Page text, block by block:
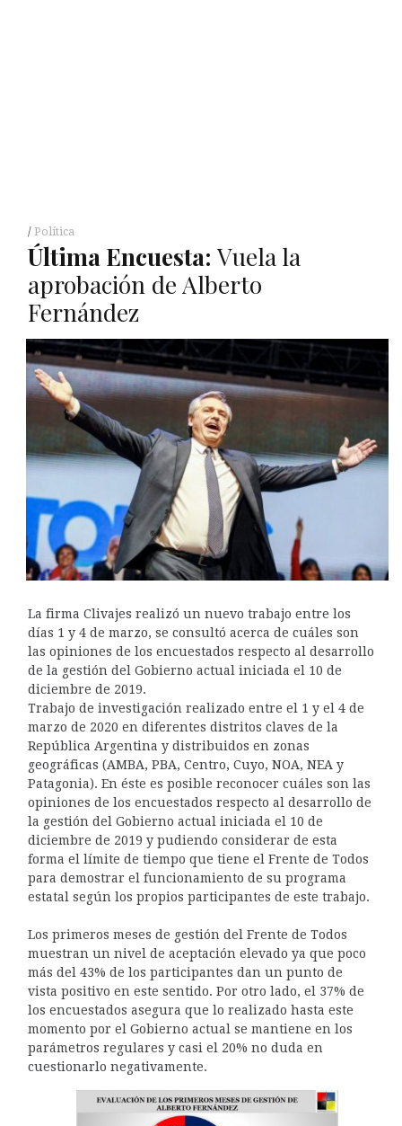
Política
Última Encuesta: Vuela la
aprobación de Alberto
Fernández
La firma Clivajes realizó un nuevo trabajo entre los
días 1 y 4 de marzo, se consultó acerca de cuáles son
las opiniones de los encuestados respecto al desarrollo
de la gestión del Gobierno actual iniciada el 10 de
diciembre de 2019.
Trabajo de investigación realizado entre el 1 y el 4 de
marzo de 2020 en diferentes distritos claves de la
República Argentina y distribuidos en zonas
geográficas (AMBA, PBA, Centro, Cuyo, NOA, NEA y
Patagonia). En éste es posible reconocer cuáles son las
opiniones de los encuestados respecto al desarrollo de
la gestión del Gobierno actual iniciada el 10 de
diciembre de 2019 y pudiendo considerar de esta
forma el límite de tiempo que tiene el Frente de Todos
para demostrar el funcionamiento de su programa
estatal según los propios participantes de este trabajo.
Los primeros meses de gestión del Frente de Todos
muestran un nivel de aceptación elevado ya que poco
más del 43% de los participantes dan un punto de
vista positivo en este sentido. Por otro lado, el 37% de
los encuestados asegura que lo realizado hasta este
momento por el Gobierno actual se mantiene en los
parámetros regulares y casi el 20% no duda en
cuestionarlo negativamente.